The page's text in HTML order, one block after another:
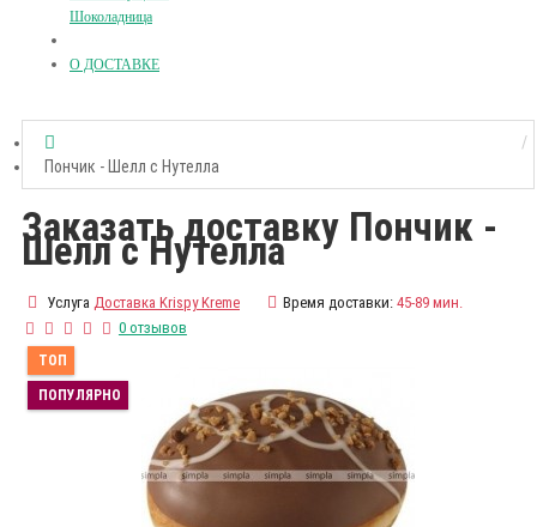
Шоколадница
О ДОСТАВКЕ
Пончик - Шелл с Нутелла
Заказать доставку Пончик -
Шелл с Нутелла
Услуга Доставка Krispy Kreme Время доставки: 45-89 мин.
0 отзывов
ТОП
ПОПУЛЯРНО